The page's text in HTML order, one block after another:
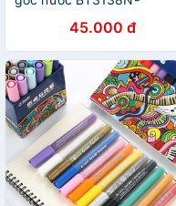
45.000 đ